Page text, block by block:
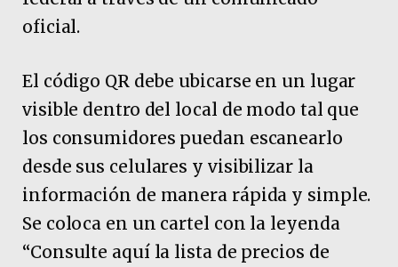
oficial.
El código QR debe ubicarse en un lugar
visible dentro del local de modo tal que
los consumidores puedan escanearlo
desde sus celulares y visibilizar la
información de manera rápida y simple.
Se coloca en un cartel con la leyenda
“Consulte aquí la lista de precios de